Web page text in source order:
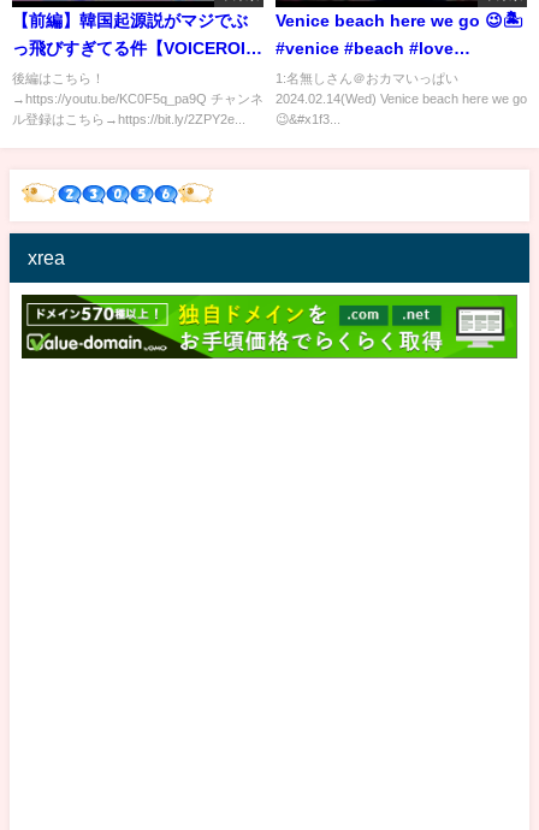
【前編】韓国起源説がマジでぶ
っ飛びすぎてる件【VOICEROID
解説】
後編はこちら！
→https://youtu.be/KC0F5q_pa9Q チャンネ
ル登録はこちら→https://bit.ly/2ZPY2e...
Venice beach here we go 😉🏝️
#venice #beach #love
#wonderful #gay
1:名無しさん＠おカマいっぱい
2024.02.14(Wed) Venice beach here we go
😉&#x1f3...
xrea